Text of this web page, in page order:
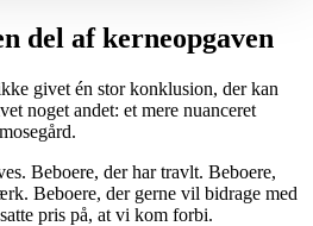
del af kerneopgaven
givet én stor konklusion, der kan
noget andet: et mere nuanceret
Beboere, der har travlt. Beboere,
Beboere, der gerne vil bidrage med
pris på, at vi kom forbi.